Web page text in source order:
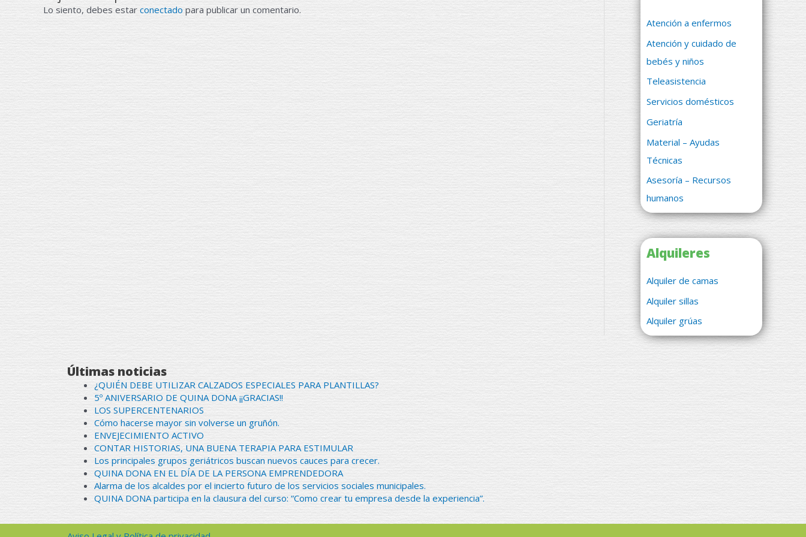
Lo siento, debes estar conectado para publicar un comentario.
Atención a enfermos
Atención y cuidado de
bebés y niños
Teleasistencia
Servicios domésticos
Geriatría
Material – Ayudas
Técnicas
Asesoría – Recursos
humanos
Alquileres
Alquiler de camas
Alquiler sillas
Alquiler grúas
Últimas noticias
¿QUIÉN DEBE UTILIZAR CALZADOS ESPECIALES PARA PLANTILLAS?
5º ANIVERSARIO DE QUINA DONA ¡¡GRACIAS!!
LOS SUPERCENTENARIOS
Cómo hacerse mayor sin volverse un gruñón.
ENVEJECIMIENTO ACTIVO
CONTAR HISTORIAS, UNA BUENA TERAPIA PARA ESTIMULAR
Los principales grupos geriátricos buscan nuevos cauces para crecer.
QUINA DONA EN EL DÍA DE LA PERSONA EMPRENDEDORA
Alarma de los alcaldes por el incierto futuro de los servicios sociales municipales.
QUINA DONA participa en la clausura del curso: “Como crear tu empresa desde la experiencia”.